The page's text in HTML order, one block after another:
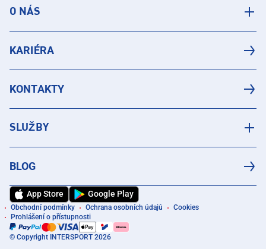
O NÁS
KARIÉRA
KONTAKTY
SLUŽBY
BLOG
App Store Google Play
Obchodní podmínky Ochrana osobních údajů
Cookies
Prohlášení o přístupnosti
© Copyright INTERSPORT 2026